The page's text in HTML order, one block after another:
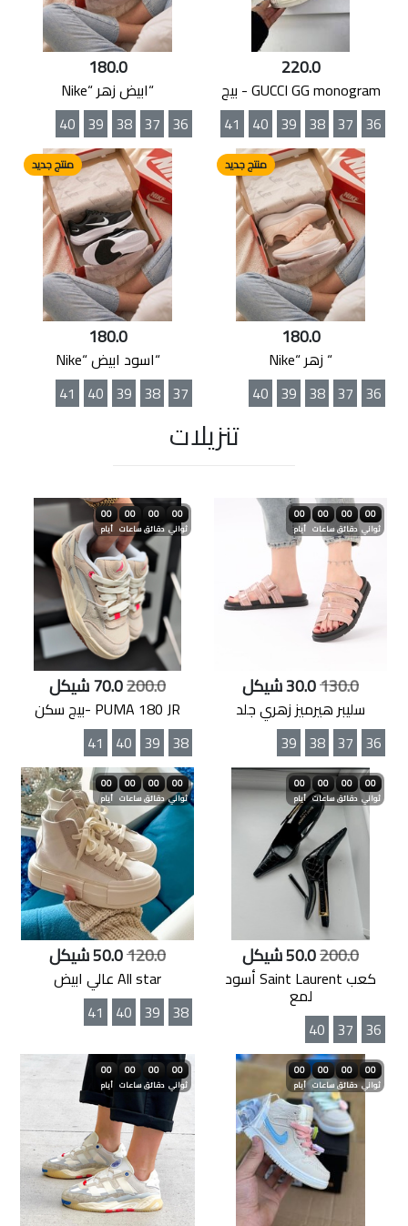
220.0
GUCCI GG monogram - بيج
36
37
38
39
40
41
180.0
“ابيض زهر “Nike
36
37
38
39
40
منتج جديد
180.0
“ زهر “Nike
36
37
38
39
40
منتج جديد
180.0
“اسود ابيض “Nike
37
38
39
40
41
تنزيلات
00
أيام
00
ساعات
00
دقائق
00
ثواني
130.0
سليبر هيرميز زهري جلد
36
37
38
39
00
أيام
00
ساعات
00
دقائق
00
ثواني
200.0
PUMA 180 JR -بيج سكن
38
39
40
41
00
أيام
00
ساعات
00
دقائق
00
ثواني
200.0
كعب Saint Laurent أسود
لمع
36
37
40
00
أيام
00
ساعات
00
دقائق
00
ثواني
120.0
All star عالي ابيض
38
39
40
41
00
أيام
00
ساعات
00
دقائق
00
ثواني
00
أيام
00
ساعات
00
دقائق
00
ثواني